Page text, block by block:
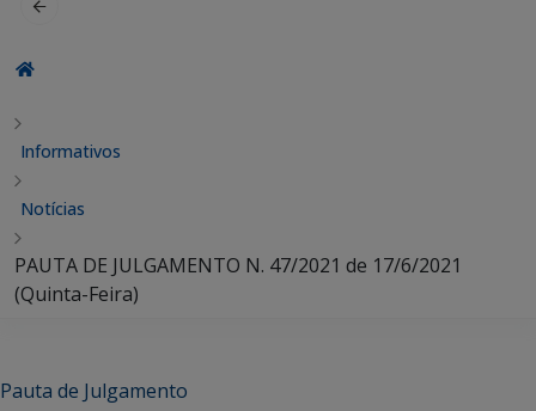
Informativos
Notícias
PAUTA DE JULGAMENTO N. 47/2021 de 17/6/2021
(Quinta-Feira)
Pauta de Julgamento